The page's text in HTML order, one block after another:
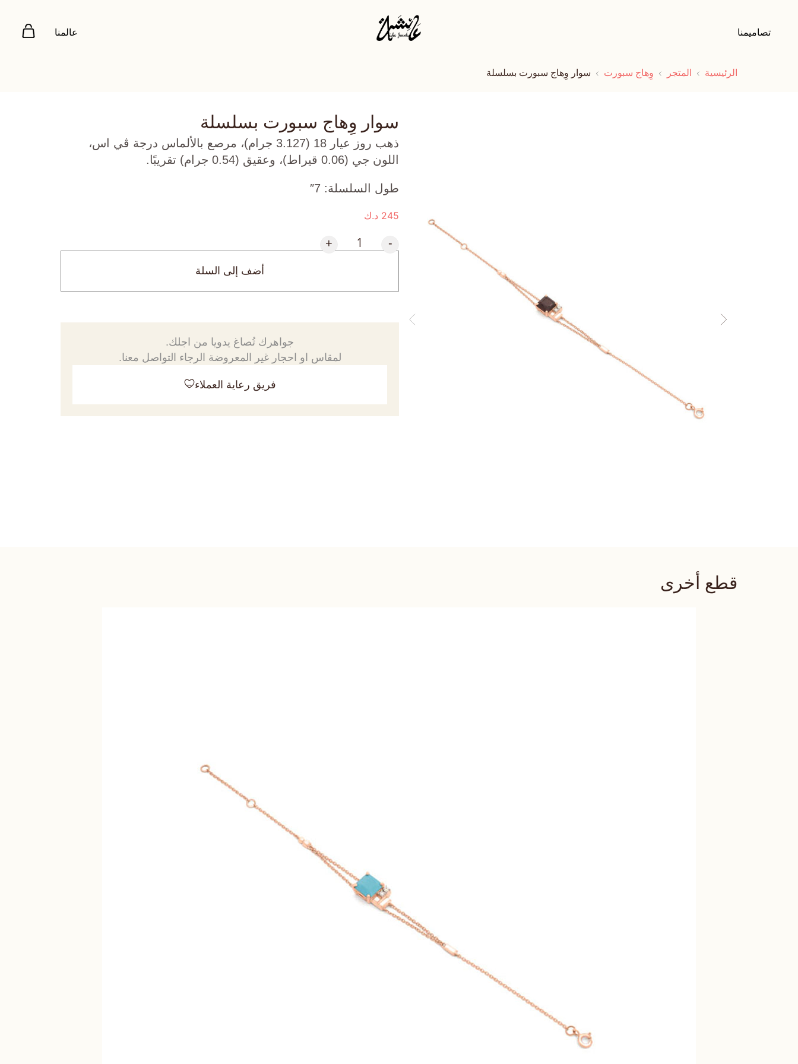
تصاميمنا عالمنا
الرئيسية المتجر وِهاج سبورت سوار وِهاج سبورت بسلسلة
سوار وِهاج سبورت بسلسلة
ذهب روز عيار 18 (3.127 جرام)، مرصع بالألماس درجة ڤي اس،
اللون جي (0.06 قيراط)، وعقيق (0.54 جرام) تقريبًا.
طول السلسلة: 7″
245 د.ك
-
+
أضف إلى السلة
جواهرك تُصاغ يدويا من اجلك.
لمقاس او احجار غير المعروضة الرجاء التواصل معنا.
فريق رعاية العملاء
قطع أخرى